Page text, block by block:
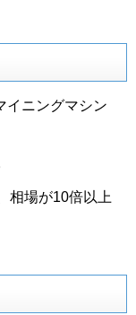
イニングマシン
相場が10倍以上